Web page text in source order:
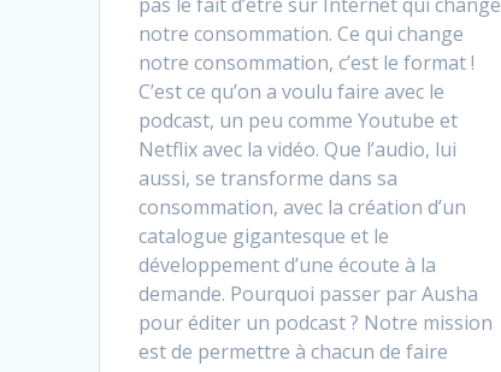
notre consommation. Ce qui change
notre consommation, c’est le format !
C’est ce qu’on a voulu faire avec le
podcast, un peu comme Youtube et
Netflix avec la vidéo. Que l’audio, lui
aussi, se transforme dans sa
consommation, avec la création d’un
catalogue gigantesque et le
développement d’une écoute à la
demande. Pourquoi passer par Ausha
pour éditer un podcast ? Notre mission
est de permettre à chacun de faire